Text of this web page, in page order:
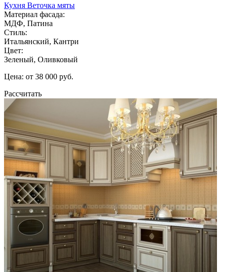
Кухня Веточка мяты
Материал фасада:
МДФ, Патина
Стиль:
Итальянский, Кантри
Цвет:
Зеленый, Оливковый
Цена: от 38 000 руб.
Рассчитать